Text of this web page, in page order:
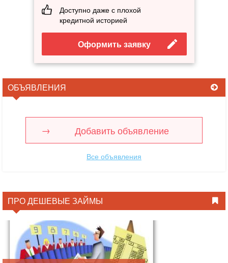
Доступно даже с плохой
кредитной историей
Оформить заявку
ОБЪЯВЛЕНИЯ
Добавить объявление
Все объявления
ПРО ДЕШЕВЫЕ ЗАЙМЫ